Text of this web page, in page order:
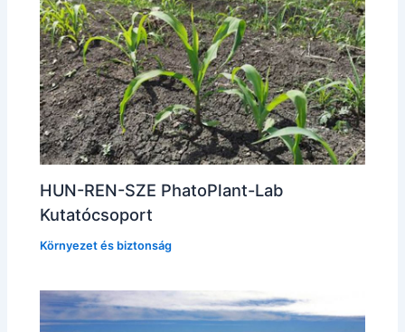
HUN-REN-SZE PhatoPlant-Lab
Kutatócsoport
Környezet és biztonság